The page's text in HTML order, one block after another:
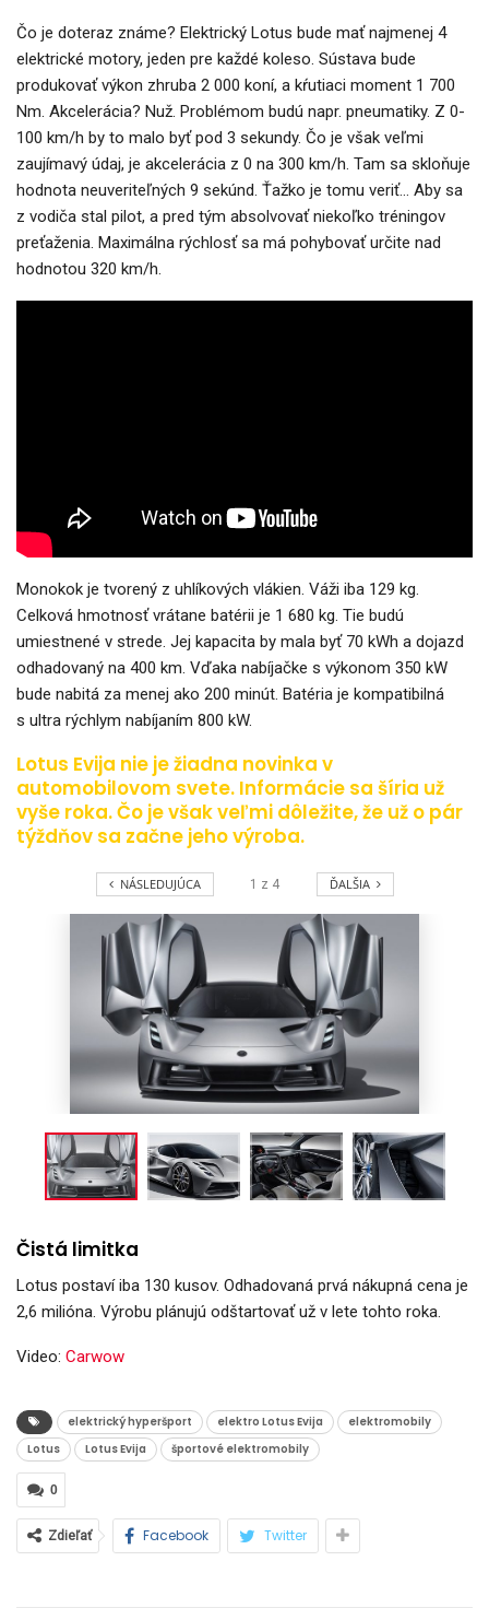
Čo je doteraz známe? Elektrický Lotus bude mať najmenej 4
elektrické motory, jeden pre každé koleso. Sústava bude
produkovať výkon zhruba 2 000 koní, a kŕutiaci moment 1 700
Nm. Akcelerácia? Nuž. Problémom budú napr. pneumatiky. Z 0-
100 km/h by to malo byť pod 3 sekundy. Čo je však veľmi
zaujímavý údaj, je akcelerácia z 0 na 300 km/h. Tam sa skloňuje
hodnota neuveriteľných 9 sekúnd. Ťažko je tomu veriť… Aby sa
z vodiča stal pilot, a pred tým absolvovať niekoľko tréningov
preťaženia. Maximálna rýchlosť sa má pohybovať určite nad
hodnotou 320 km/h.
Monokok je tvorený z uhlíkových vlákien. Váži iba 129 kg.
Celková hmotnosť vrátane batérii je 1 680 kg. Tie budú
umiestnené v strede. Jej kapacita by mala byť 70 kWh a dojazd
odhadovaný na 400 km. Vďaka nabíjačke s výkonom 350 kW
bude nabitá za menej ako 200 minút. Batéria je kompatibilná
s ultra rýchlym nabíjaním 800 kW.
Lotus Evija nie je žiadna novinka v
automobilovom svete. Informácie sa šíria už
vyše roka. Čo je však veľmi dôležite, že už o pár
týždňov sa začne jeho výroba.
NÁSLEDUJÚCA 1 z 4 ĎALŠIA
Čistá limitka
Lotus postaví iba 130 kusov. Odhadovaná prvá nákupná cena je
2,6 milióna. Výrobu plánujú odštartovať už v lete tohto roka.
Video: Carwow
elektrický hyperšport elektro Lotus Evija
elektromobily
Lotus
Lotus Evija športové elektromobily
0
Zdieľať Facebook Twitter